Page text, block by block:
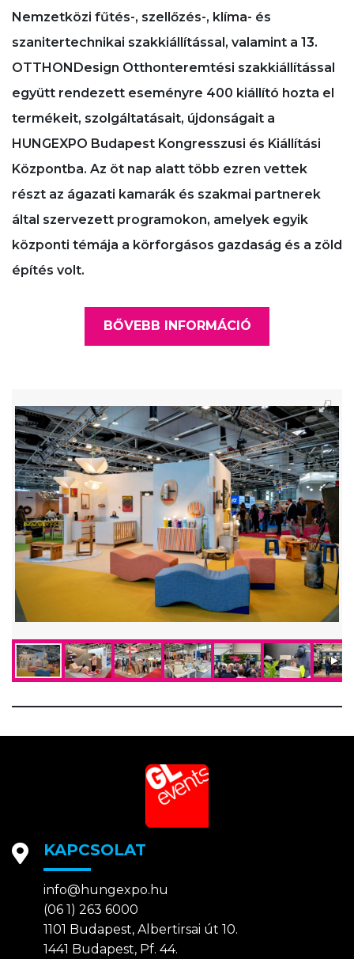
Nemzetközi fűtés-, szellőzés-, klíma- és
szanitertechnikai szakkiállítással, valamint a 13.
OTTHONDesign Otthonteremtési szakkiállítással
együtt rendezett eseményre 400 kiállító hozta el
termékeit, szolgáltatásait, újdonságait a
HUNGEXPO Budapest Kongresszusi és Kiállítási
Központba. Az öt nap alatt több ezren vettek
részt az ágazati kamarák és szakmai partnerek
által szervezett programokon, amelyek egyik
központi témája a körforgásos gazdaság és a zöld
építés volt.
BŐVEBB INFORMÁCIÓ
KAPCSOLAT
info@hungexpo.hu
(06 1) 263 6000
1101 Budapest, Albertirsai út 10.
1441 Budapest, Pf. 44.